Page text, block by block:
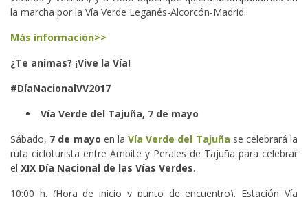
la marcha por la Vía Verde Leganés-Alcorcón-Madrid.
Más información>>
¿Te animas? ¡Vive la Vía!
#DíaNacionalVV2017
Vía Verde del Tajuña, 7 de mayo
Sábado, 7 de mayo en laVía Verde del Tajuña se celebrará la
ruta cicloturista entre Ambite y Perales de Tajuña para celebrar
el XIX Día Nacional de las Vías Verdes.
10:00 h. (Hora de inicio y punto de encuentro). Estación Vía